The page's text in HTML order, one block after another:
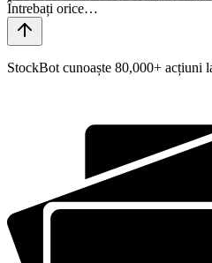
StockBot cunoaște 80,000+ acțiuni